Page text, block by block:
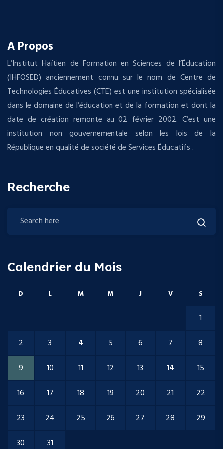
A Propos
L’Institut Haïtien de Formation en Sciences de l’Éducation
(IHFOSED) anciennement connu sur le nom de Centre de
Technologies Éducatives (CTE) est une institution spécialisée
dans le domaine de l’éducation et de la formation et dont la
date de création remonte au 02 février 2002. C’est une
institution non gouvernementale selon les lois de la
République en qualité de société de Services Éducatifs .
Recherche
Calendrier du Mois
D L M M J V S
1
2
3 4 5 6 7
8
9
10 11 12 13 14
15
16
17 18 19 20 21
22
23
24 25 26 27 28
29
30
31